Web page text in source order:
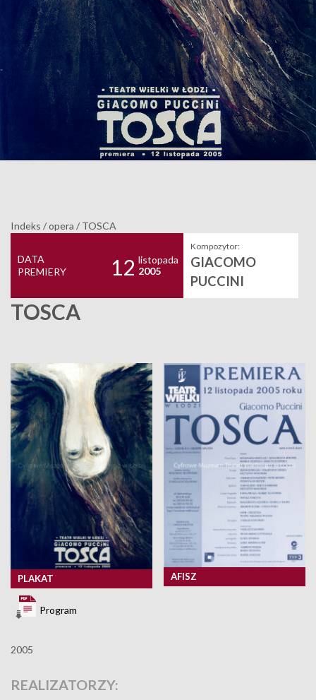
Indeks /opera / TOSCA
DATA
PREMIERY
12 listopada
2005
Kompozytor:
GIACOMO
PUCCINI
TOSCA
PLAKAT AFISZ
Program
2005
REALIZATORZY: